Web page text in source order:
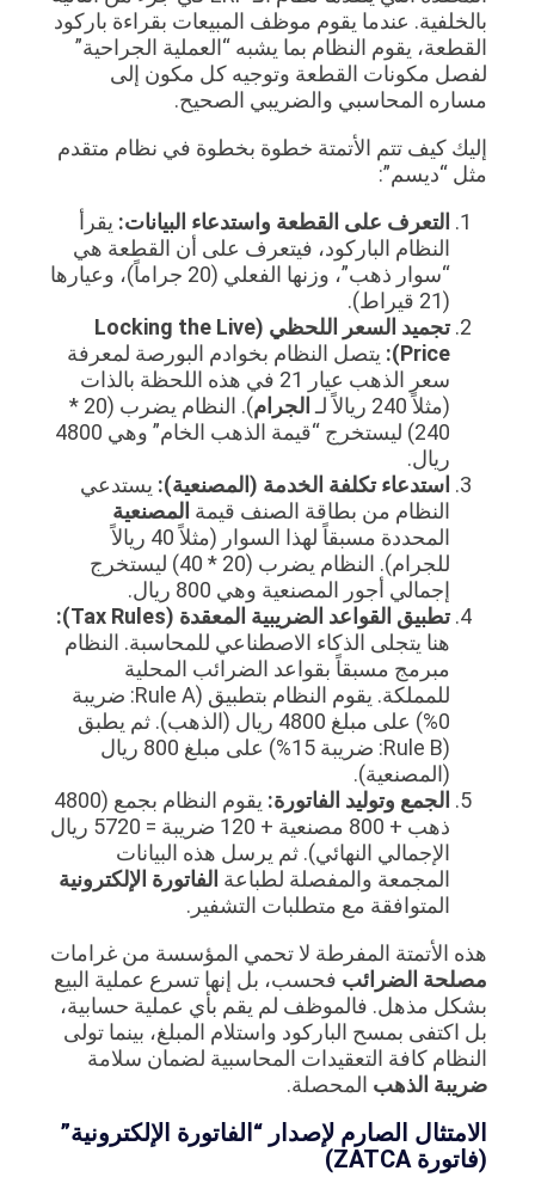
بالخلفية. عندما يقوم موظف المبيعات بقراءة باركود
القطعة، يقوم النظام بما يشبه “العملية الجراحية”
لفصل مكونات القطعة وتوجيه كل مكون إلى
مساره المحاسبي والضريبي الصحيح.
إليك كيف تتم الأتمتة خطوة بخطوة في نظام متقدم
مثل “ديسم”:
التعرف على القطعة واستدعاء البيانات: يقرأ
النظام الباركود، فيتعرف على أن القطعة هي
“سوار ذهب”، وزنها الفعلي (20 جراماً)، وعيارها
(21 قيراط).
تجميد السعر اللحظي (Locking the Live
Price):
يتصل النظام بخوادم البورصة لمعرفة
سعر الذهب عيار 21 في هذه اللحظة بالذات
(مثلاً 240 ريالاً لـ
الجرام
). النظام يضرب (20 *
240) ليستخرج “قيمة الذهب الخام” وهي 4800
ريال.
استدعاء تكلفة الخدمة (المصنعية): يستدعي
النظام من بطاقة الصنف قيمة المصنعية
المحددة مسبقاً لهذا السوار (مثلاً 40 ريالاً
للجرام). النظام يضرب (20 * 40) ليستخرج
إجمالي أجور المصنعية وهي 800 ريال.
تطبيق القواعد الضريبية المعقدة (Tax Rules):
هنا يتجلى الذكاء الاصطناعي للمحاسبة. النظام
مبرمج مسبقاً بقواعد الضرائب المحلية
للمملكة. يقوم النظام بتطبيق (Rule A: ضريبة
0%) على مبلغ 4800 ريال (الذهب). ثم يطبق
(Rule B: ضريبة 15%) على مبلغ 800 ريال
(المصنعية).
الجمع وتوليد الفاتورة:
يقوم النظام بجمع (4800
ذهب + 800 مصنعية + 120 ضريبة = 5720 ريال
الإجمالي النهائي). ثم يرسل هذه البيانات
المجمعة والمفصلة لطباعة الفاتورة الإلكترونية
المتوافقة مع متطلبات التشفير.
هذه الأتمتة المفرطة لا تحمي المؤسسة من غرامات
مصلحة الضرائب فحسب، بل إنها تسرع عملية البيع
بشكل مذهل. فالموظف لم يقم بأي عملية حسابية،
بل اكتفى بمسح الباركود واستلام المبلغ، بينما تولى
النظام كافة التعقيدات المحاسبية لضمان سلامة
ضريبة الذهب المحصلة.
الامتثال الصارم لإصدار “الفاتورة الإلكترونية”
(فاتورة ZATCA)